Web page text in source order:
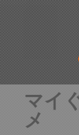
マイ
メ